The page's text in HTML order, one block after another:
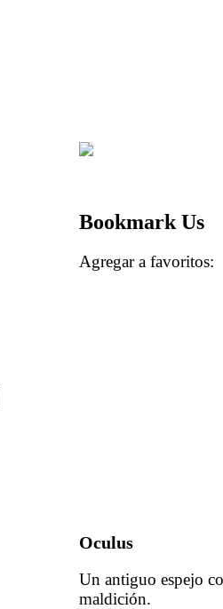
Bookmark Us
Agregar a
Oculus
Un antiguo espejo
maldición.